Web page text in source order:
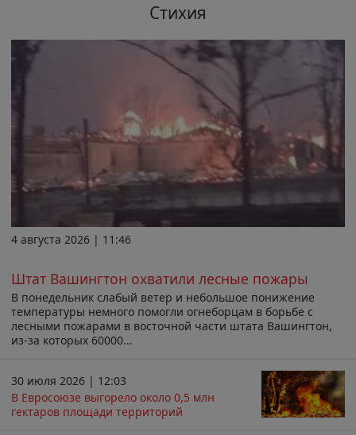
Стихия
4 августа 2026 | 11:46
Штат Вашингтон охватили лесные пожары
В понедельник слабый ветер и небольшое понижение
температуры немного помогли огнеборцам в борьбе с
лесными пожарами в восточной части штата Вашингтон,
из-за которых 60000...
30 июля 2026 | 12:03
В Евросоюзе выгорело около 0,5 млн
гектаров площади территорий